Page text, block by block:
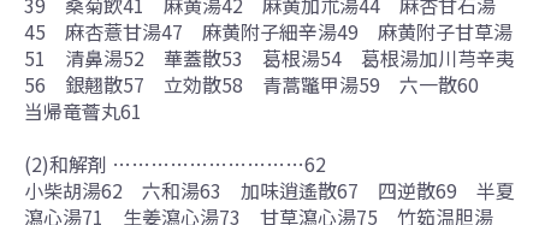
45 麻杏薏甘湯47 麻黄附子細辛湯49 麻黄附子甘草湯
51 清鼻湯52 華蓋散53 葛根湯54 葛根湯加川芎辛夷
56 銀翹散57 立効散58 青蒿鼈甲湯59 六一散60
当帰竜薈丸61
(2)和解剤 …………………………62
小柴胡湯62 六和湯63 加味逍遙散67 四逆散69 半夏
瀉心湯71 生姜瀉心湯73 甘草瀉心湯75 竹筎温胆湯